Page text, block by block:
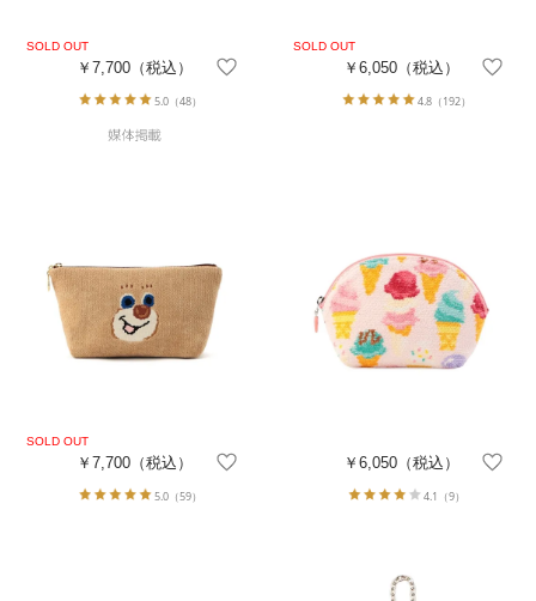
￥7,700 （税込）
5.0（48）
￥6,050（税込）
4.8（192）
￥7,700 （税込）
5.0（59）
￥6,050（税込）
4.1 （9）